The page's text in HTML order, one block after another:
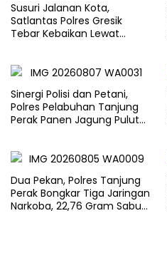
Susuri Jalanan Kota,
Satlantas Polres Gresik
Tebar Kebaikan Lewat
Sinergi Polisi dan Petani,
Polres Pelabuhan Tanjung
Perak Panen Jagung Pulut
Dua Pekan, Polres Tanjung
Perak Bongkar Tiga Jaringan
Narkoba, 22,76 Gram Sabu